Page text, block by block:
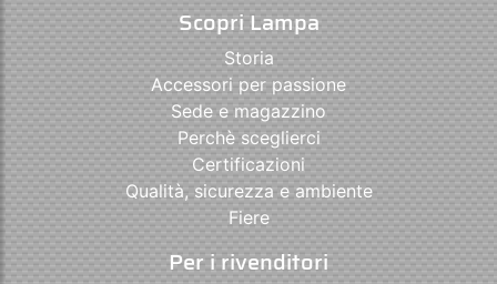
Scopri Lampa
Storia
Accessori per passione
Sede e magazzino
Perchè sceglierci
Certificazioni
Qualità, sicurezza e ambiente
Fiere
Per i rivenditori